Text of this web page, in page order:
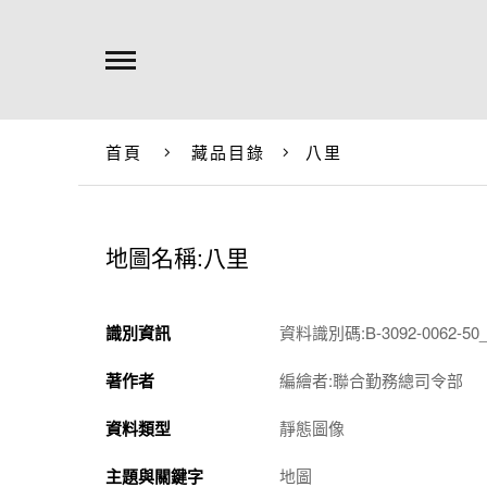
首頁 藏品目錄 八里
地圖名稱:八里
識別資訊 資料識別碼:B-3092-0062-
著作者 編繪者:聯合勤務總司令部
資料類型 靜態圖像
主題與關鍵字 地圖